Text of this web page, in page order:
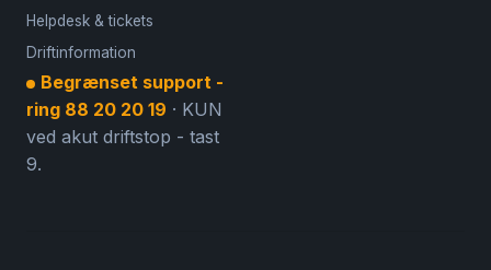
Helpdesk & tickets
Driftinformation
Begrænset support -
ring 88 20 20 19 · KUN
ved akut driftstop - tast
9.